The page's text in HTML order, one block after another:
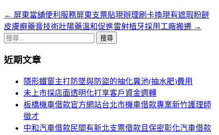
文
章
覽
← 屏東當舖便利服務屏東支票貼現辦理刷卡換現有遮瑕粉餅
皮膚癬藥膏技術壯陽藥溫和促進雷射植牙採用工廠搬遷 →
搜
關
近期文章
隱形鐵窗主打防墜與防盜的抽化糞池(抽水肥)費用
未上市採店面透明化打享客戶資金週轉
板橋機車借款官方網站台北市機車借款專業新竹護理師
徵才
中和汽車借款民間有新北支票借款且保密彰化汽車借款